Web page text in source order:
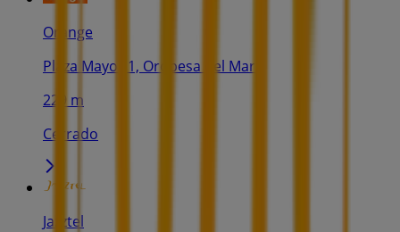
Orange
Plaza Mayor 1, Oropesa del Mar
229 m
Cerrado
Jazztel